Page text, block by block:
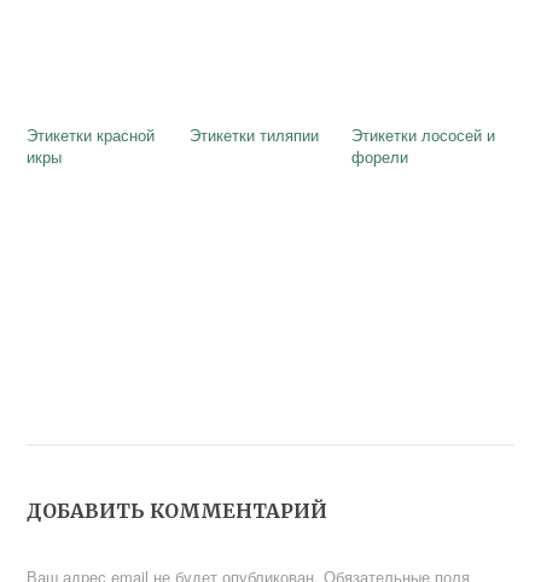
Этикетки красной
икры
Этикетки тиляпии
Этикетки лососей и
форели
ДОБАВИТЬ КОММЕНТАРИЙ
Ваш адрес email не будет опубликован. Обязательные поля